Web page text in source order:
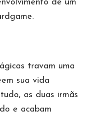
de um
travam uma
sua vida
as duas irmãs
e acabam